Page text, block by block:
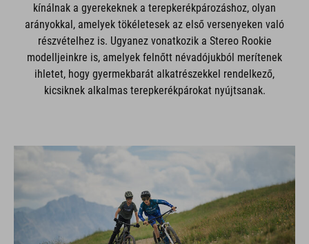
kínálnak a gyerekeknek a terepkerékpározáshoz, olyan
arányokkal, amelyek tökéletesek az első versenyeken való
részvételhez is. Ugyanez vonatkozik a Stereo Rookie
modelljeinkre is, amelyek felnőtt névadójukból merítenek
ihletet, hogy gyermekbarát alkatrészekkel rendelkező,
kicsiknek alkalmas terepkerékpárokat nyújtsanak.